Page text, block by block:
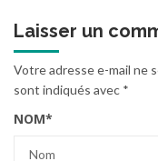
Laisser un
Votre adresse e-mail ne
sont indiqués avec *
NOM*